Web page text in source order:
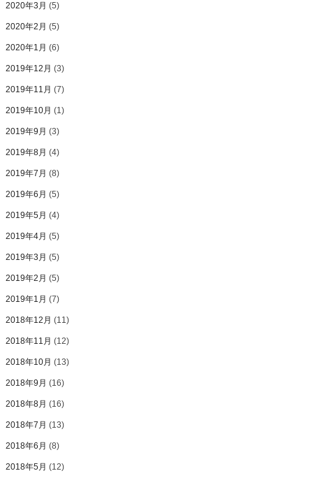
2020年3月 (5)
2020年2月 (5)
2020年1月 (6)
2019年12月 (3)
2019年11月 (7)
2019年10月 (1)
2019年9月 (3)
2019年8月 (4)
2019年7月 (8)
2019年6月 (5)
2019年5月 (4)
2019年4月 (5)
2019年3月 (5)
2019年2月 (5)
2019年1月 (7)
2018年12月 (11)
2018年11月 (12)
2018年10月 (13)
2018年9月 (16)
2018年8月 (16)
2018年7月 (13)
2018年6月 (8)
2018年5月 (12)